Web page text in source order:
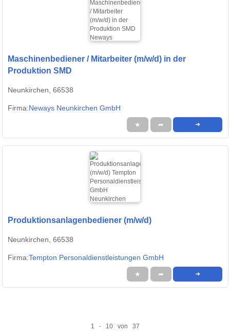
Maschinenbediener / Mitarbeiter (m/w/d) in der
Produktion SMD
Neunkirchen, 66538
Firma:Neways Neunkirchen GmbH
★ ➦ ➜
Produktionsanlagenbediener (m/w/d)
Neunkirchen, 66538
Firma:Tempton Personaldienstleistungen GmbH
★ ➦ ➜
1 - 10 von 37